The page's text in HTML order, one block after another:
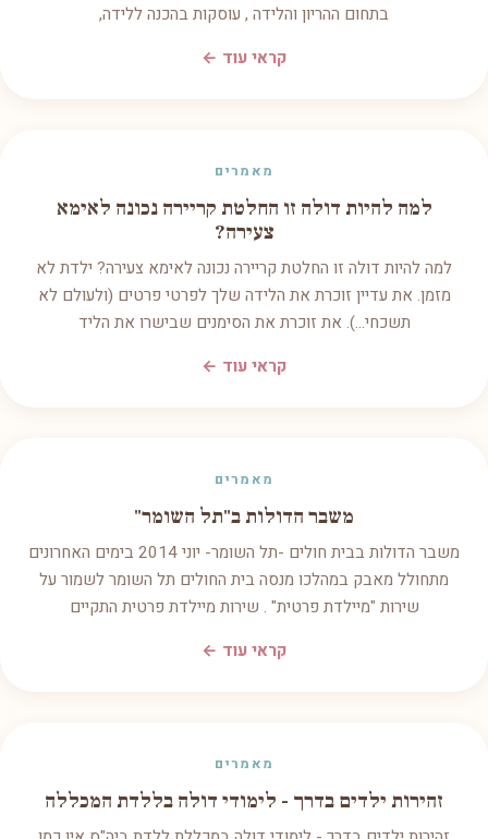
בתחום ההריון והלידה , עוסקות בהכנה ללידה,
קראי עוד ←
מאמרים
למה להיות דולה זו החלטת קריירה נכונה לאימא
צעירה?
למה להיות דולה זו החלטת קריירה נכונה לאימא צעירה? ילדת לא
מזמן. את עדיין זוכרת את הלידה שלך לפרטי פרטים (ולעולם לא
תשכחי...). את זוכרת את הסימנים שבישרו את הליד
קראי עוד ←
מאמרים
משבר הדולות ב"תל השומר"
משבר הדולות בבית חולים -תל השומר- יוני 2014 בימים האחרונים
מתחולל מאבק במהלכו מנסה בית החולים תל השומר לשמור על
שירות "מיילדת פרטית" . שירות מיילדת פרטית התקיים
קראי עוד ←
מאמרים
זהירות ילדים בדרך - לימודי דולה בללדת המכללה